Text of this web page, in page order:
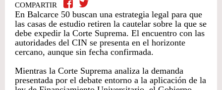
COMPARTIR
En Balcarce 50 buscan una estrategia legal para que
las casas de estudio retiren la cautelar sobre la que se
debe expedir la Corte Suprema. El encuentro con las
autoridades del CIN se presenta en el horizonte
cercano, aunque sin fecha confirmada.
Mientras la Corte Suprema analiza la demanda
presentada por el debate entorno a la aplicación de la